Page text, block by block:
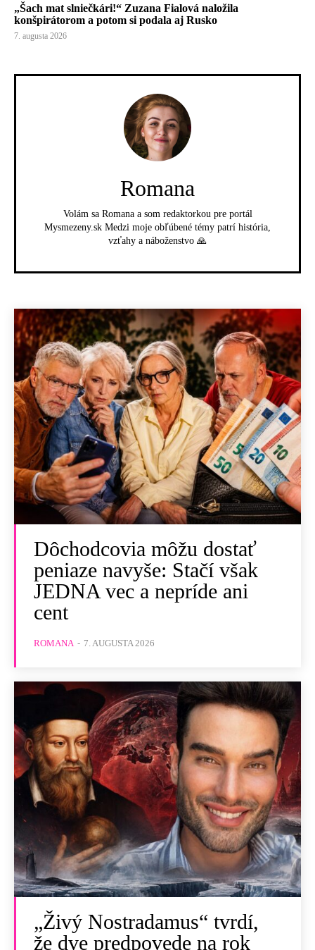
„Šach mat slniečkári!“ Zuzana Fialová naložila
konšpirátorom a potom si podala aj Rusko
7. augusta 2026
Romana
Volám sa Romana a som redaktorkou pre portál
Mysmezeny.sk Medzi moje obľúbené témy patrí história,
vzťahy a náboženstvo 🙏
Dôchodcovia môžu dostať
peniaze navyše: Stačí však
JEDNA vec a nepríde ani
cent
ROMANA - 7. AUGUSTA 2026
„Živý Nostradamus“ tvrdí,
že dve predpovede na rok